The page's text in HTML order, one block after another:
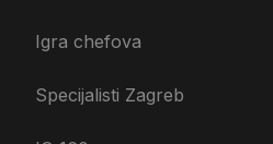
Igra chefova
Specijalisti Zagreb